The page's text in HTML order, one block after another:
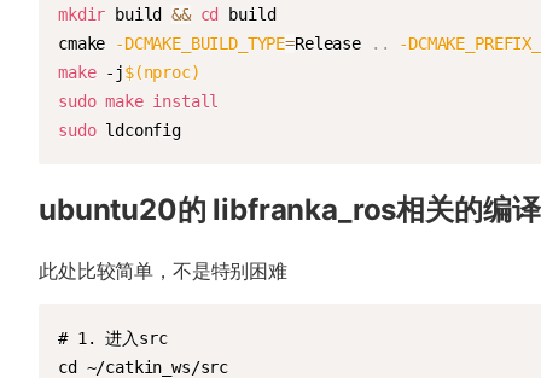
mkdir build && cd
build
cmake
-DCMAKE_BUILD_TYPE=Release ..
-
make -j$(nproc)
sudo make install
sudo ldconfig
ubuntu20的 libfranka_ros相关的编译
此处比较简单，不是特别困难
# 1. 进入src
cd ~/catkin_ws/src